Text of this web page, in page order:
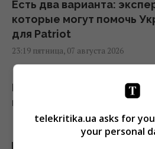
Есть два варианта:
которые могут помочь
для Patriot
23:19 пятница, 07 августа 2026
Бывшему главе МИД
грозить до трёх лет
СМИ
23:17 пятница, 07 августа 2026
telekritika.ua asks for
your personal